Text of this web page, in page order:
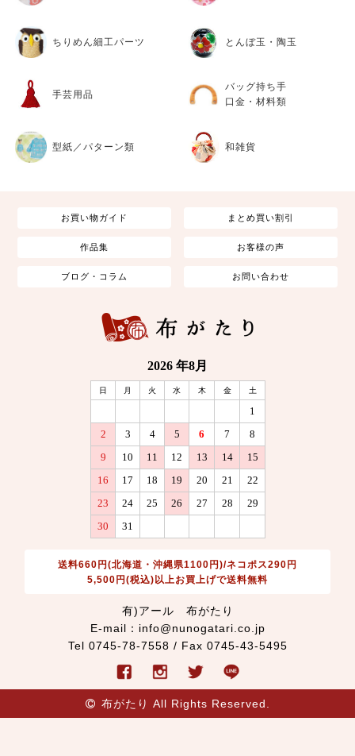
ちりめん細工パーツ とんぼ玉・陶玉
手芸用品
バッグ持ち手
口金・材料類
型紙／パターン類 和雑貨
お買い物ガイド まとめ買い割引
作品集 お客様の声
ブログ・コラム お問い合わせ
送料660円(北海道・沖縄県1100円)/ネコポス290円
5,500円(税込)以上お買上げで送料無料
有)アール 布がたり
E-mail：info@nunogatari.co.jp
Tel 0745-78-7558 / Fax 0745-43-5495
布がたり All Rights Reserved.